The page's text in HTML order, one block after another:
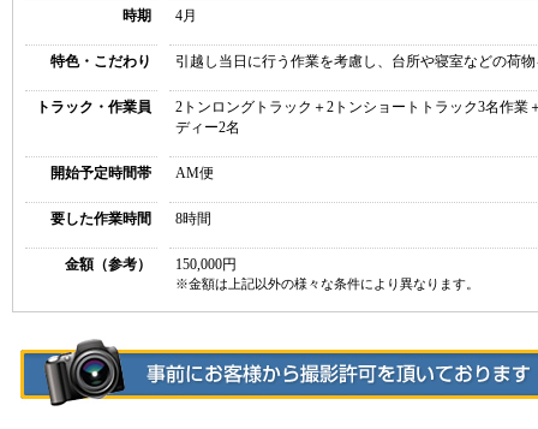
時期 4月
特色・こだわり 引越し当日に行う作業を考慮し、台所や寝室などの荷
トラック・作業員
2トンロングトラック＋2トンショートトラック3名作業
ディー2名
開始予定時間帯 AM便
要した作業時間 8時間
金額（参考） 150,000円
※金額は上記以外の様々な条件により異なります。